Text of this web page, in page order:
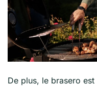
De plus, le brasero